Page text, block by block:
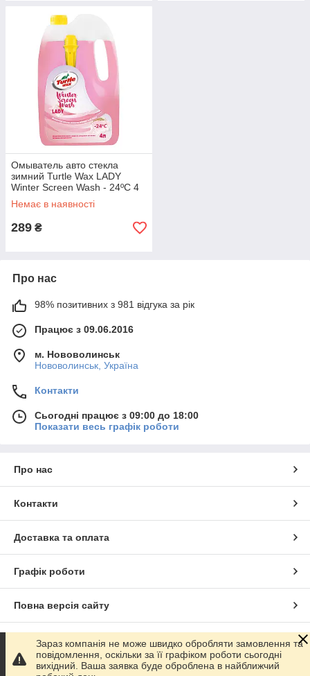
Омыватель авто стекла
зимний Turtle Wax LADY
Winter Screen Wash - 24ºC 4
л (W-4049)
Немає в наявності
289 ₴
Про нас
98% позитивних з 981 відгука за рік
Працює з 09.06.2016
м. Нововолинськ
Нововолинськ, Україна
Контакти
Сьогодні працює з 09:00 до 18:00
Показати весь графік роботи
Про нас
Контакти
Доставка та оплата
Графік роботи
Повна версія сайту
Сайт створено на маркетплейсі Prom.ua
Політика конфіденційності
Зараз компанія не може швидко обробляти замовлення та
повідомлення, оскільки за її графіком роботи сьогодні
вихідний. Ваша заявка буде оброблена в найближчий